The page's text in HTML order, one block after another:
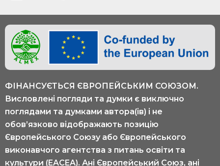
ФІНАНСУЄТЬСЯ ЄВРОПЕЙСЬКИМ СОЮЗОМ.
Висловлені погляди та думки є виключно
поглядами та думками автора(ів) і не
обов’язково відображають позицію
Європейського Союзу або Європейського
виконавчого агентства з питань освіти та
культури (EACEA). Ані Європейський Союз, ані